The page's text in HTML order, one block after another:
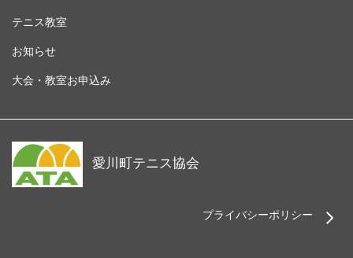
テニス教室
お知らせ
大会・教室お申込み
愛川町テニス協会
プライバシーポリシー